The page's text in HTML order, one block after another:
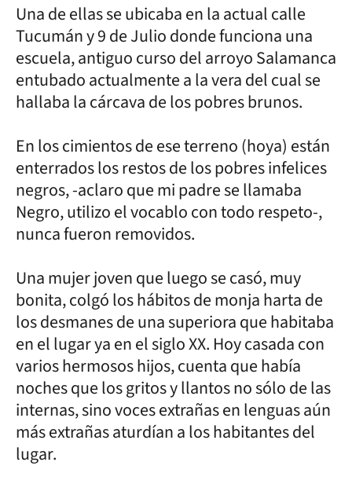
Una de ellas se ubicaba en la actual calle
Tucumán y 9 de Julio donde funciona una
escuela, antiguo curso del arroyo Salamanca
entubado actualmente a la vera del cual se
hallaba la cárcava de los pobres brunos.
En los cimientos de ese terreno (hoya) están
enterrados los restos de los pobres infelices
negros, -aclaro que mi padre se llamaba
Negro, utilizo el vocablo con todo respeto-,
nunca fueron removidos.
Una mujer joven que luego se casó, muy
bonita, colgó los hábitos de monja harta de
los desmanes de una superiora que habitaba
en el lugar ya en el siglo XX. Hoy casada con
varios hermosos hijos, cuenta que había
noches que los gritos y llantos no sólo de las
internas, sino voces extrañas en lenguas aún
más extrañas aturdían a los habitantes del
lugar.